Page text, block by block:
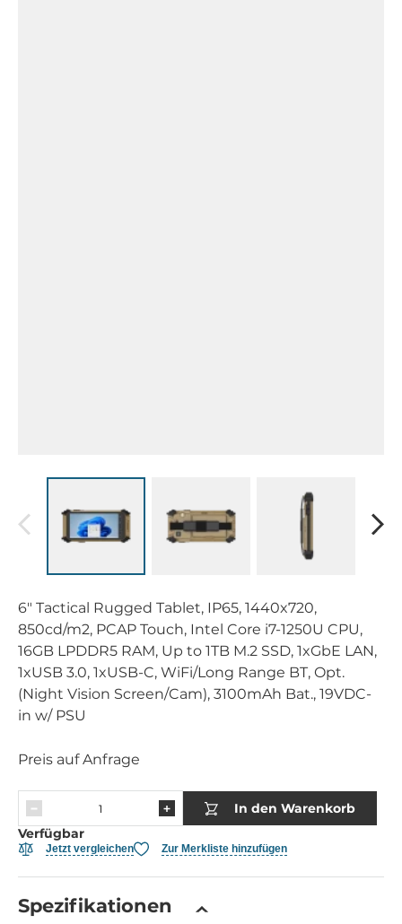
6" Tactical Rugged Tablet, IP65, 1440x720,
850cd/m2, PCAP Touch, Intel Core i7-1250U CPU,
16GB LPDDR5 RAM, Up to 1TB M.2 SSD, 1xGbE LAN,
1xUSB 3.0, 1xUSB-C, WiFi/Long Range BT, Opt.
(Night Vision Screen/Cam), 3100mAh Bat., 19VDC-
in w/ PSU
Preis auf Anfrage
In den Warenkorb
Verfügbar
Jetzt vergleichen Zur Merkliste hinzufügen
Spezifikationen